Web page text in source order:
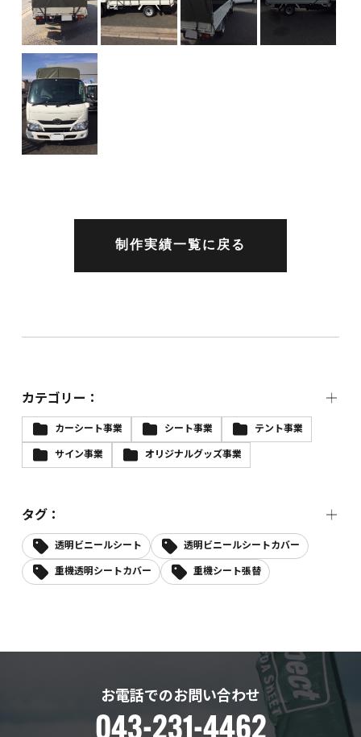
制作実績一覧に戻る
カテゴリー：
カーシート事業 シート事業
テント事業
サイン事業
オリジナルグッズ事業
タグ：
透明ビニールシート
透明ビニールシートカバー
重機透明シートカバー
重機シート張替
お電話でのお問い合わせ